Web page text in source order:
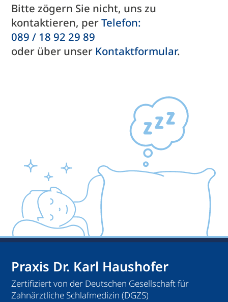
Bitte zögern Sie nicht, uns zu
kontaktieren, perTelefon:
089 / 18 92 29 89
oder über unser Kontakt­formular.
Praxis Dr. Karl Haushofer
Zertifiziert von der Deutschen Gesellschaft für
Zahnärztliche Schlafmedizin (DGZS)